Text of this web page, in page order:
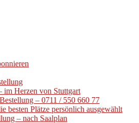
im Herzen von Stuttgart
– 0711 / 550 660 77
besten Plätze persönlich ausgewählt
– nach Saalplan